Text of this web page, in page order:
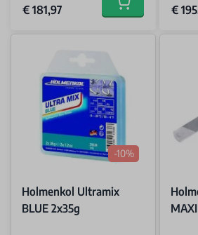
Special Price
€ 181,97 Add to cart Special
€
-10%
Holmenkol Ultramix
BLUE 2x35g
MAXI